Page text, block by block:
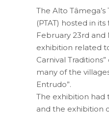
The Alto
(PTAT) hosted in
February 23rd and
exhibition related
Carnival Traditions”
many of the
Entrudo”.
The exhibition had
and the exhibition